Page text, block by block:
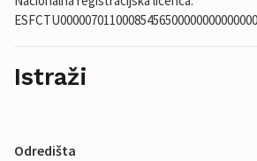
Istraži
Odredišta